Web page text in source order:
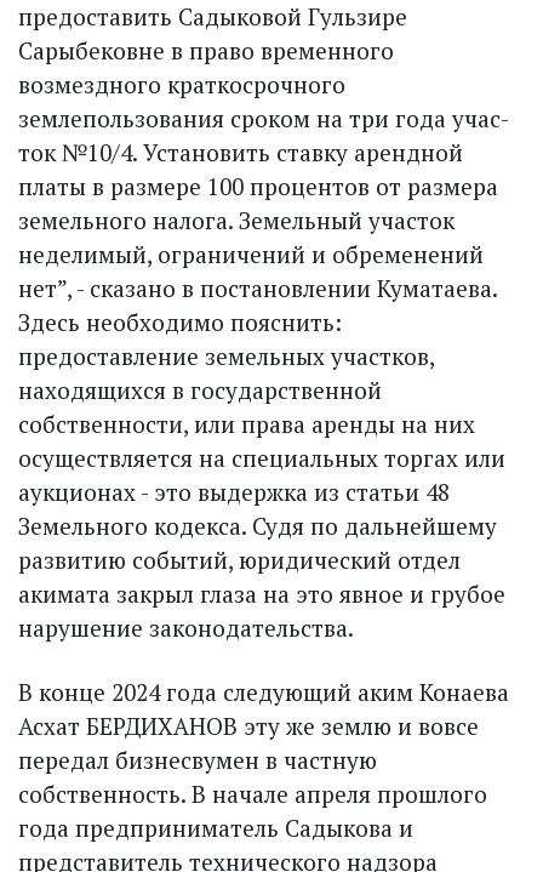
предоставить Садыковой Гульзире
Сарыбековне в право временного
возмездного краткосрочного
землепользования сроком на три года учас­
ток №10/4. Установить ставку арендной
платы в размере 100 процентов от размера
земельного налога. Земельный участок
неделимый, ограничений и обременений
нет”, - сказано в постановлении Куматаева.
Здесь необходимо пояснить:
предоставление земельных участков,
находящихся в государственной
собственности, или права аренды на них
осуществляется на специальных торгах или
аукционах - это выдержка из статьи 48
Земельного кодекса. Судя по дальнейшему
развитию событий, юридический отдел
акимата закрыл глаза на это явное и грубое
нарушение законодательства.
В конце 2024 года следующий аким Конаева
Асхат БЕРДИХАНОВ эту же землю и вовсе
передал бизнесвумен в частную
собственность. В начале апреля прошлого
года предприниматель Садыкова и
представитель технического надзора